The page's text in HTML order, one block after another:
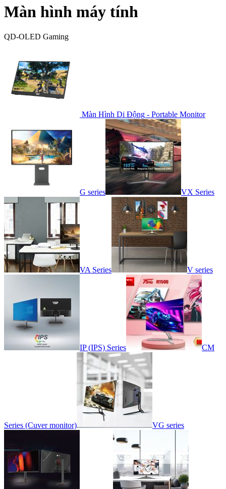
Màn hình máy tính
QD-OLED Gaming
Màn Hình Di Động - Portable Monitor
G series VX Series
VA Series V series
IP (IPS) Series CM
Series (Cuver monitor) VG series